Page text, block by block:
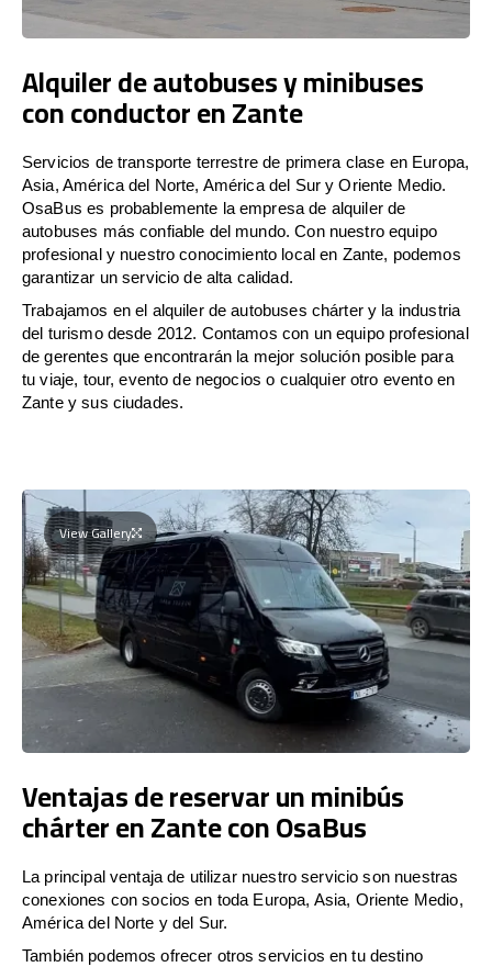
Alquiler de autobuses y minibuses
con conductor en Zante
Servicios de transporte terrestre de primera clase en Europa,
Asia, América del Norte, América del Sur y Oriente Medio.
OsaBus es probablemente la empresa de alquiler de
autobuses más confiable del mundo. Con nuestro equipo
profesional y nuestro conocimiento local en Zante, podemos
garantizar un servicio de alta calidad.
Trabajamos en el alquiler de autobuses chárter y la industria
del turismo desde 2012. Contamos con un equipo profesional
de gerentes que encontrarán la mejor solución posible para
tu viaje, tour, evento de negocios o cualquier otro evento en
Zante y sus ciudades.
View Gallery
Ventajas de reservar un minibús
chárter en Zante con OsaBus
La principal ventaja de utilizar nuestro servicio son nuestras
conexiones con socios en toda Europa, Asia, Oriente Medio,
América del Norte y del Sur.
También podemos ofrecer otros servicios en tu destino